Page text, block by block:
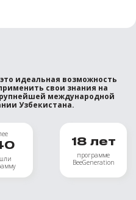
идеальная возможность
свои знания на
международной
Узбекистана.
18 лет
программе
BeeGeneration